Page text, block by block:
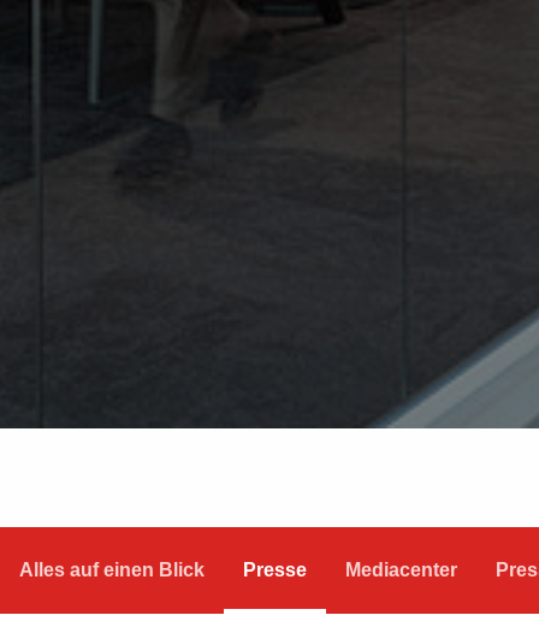
Alles auf einen Blick Presse Mediacenter